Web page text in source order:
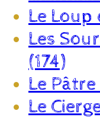
Le Loup
Les
(174)
Le
Le